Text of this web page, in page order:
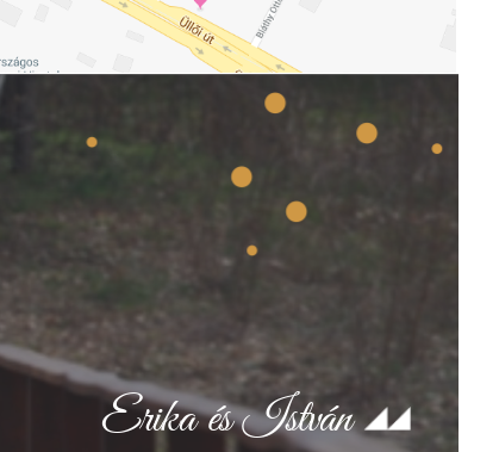
Erika és István